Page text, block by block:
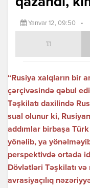
Yanvar 12, 09:50 •
“Rusiya xalqların bir
çərçivəsində qəbul
Təşkilatı daxilində
sual olunur ki,
addımlar birbaşa
yönəlib, ya
perspektivdə ortada
Dövlətləri Təşkilatı
avrasiyaçılıq